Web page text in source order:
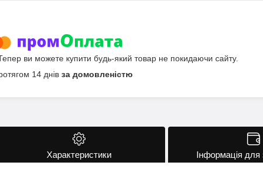
ви можете купити будь-який товар не покидаючи сайту.
14 днів за домовленістю
Характеристики Інформація